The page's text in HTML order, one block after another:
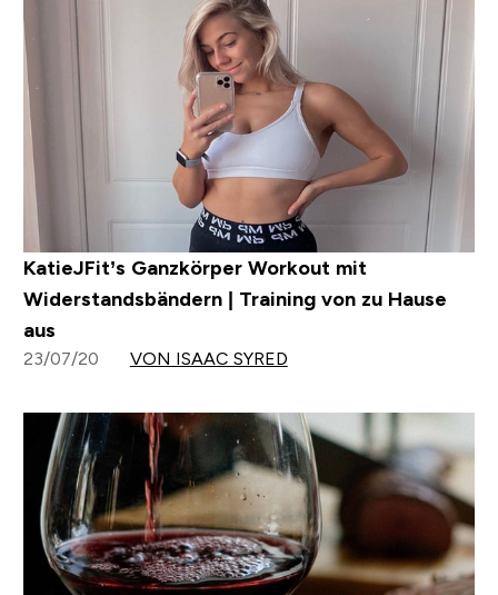
KatieJFit’s Ganzkörper Workout mit
Widerstandsbändern | Training von zu Hause
aus
23/07/20 VON ISAAC SYRED